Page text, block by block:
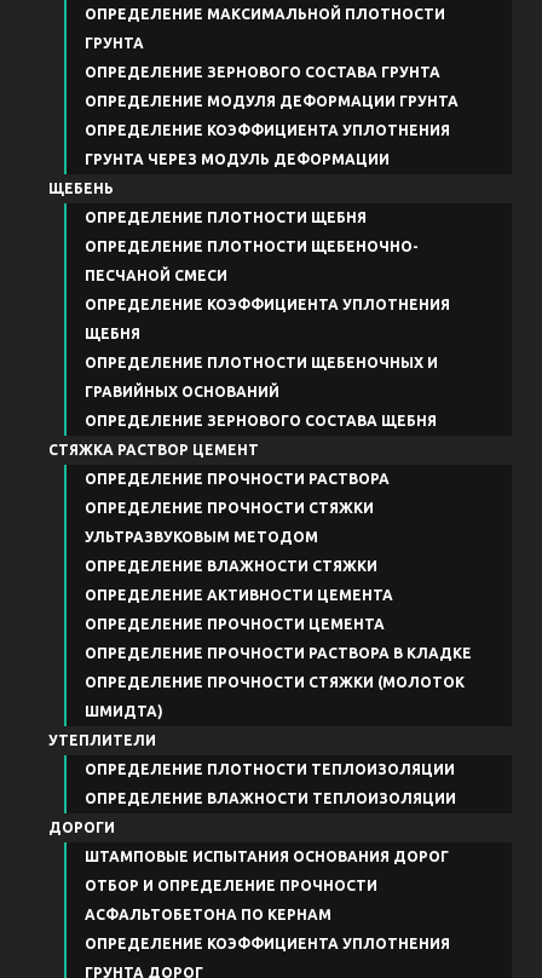
ОПРЕДЕЛЕНИЕ МАКСИМАЛЬНОЙ ПЛОТНОСТИ
ГРУНТА
ОПРЕДЕЛЕНИЕ ЗЕРНОВОГО СОСТАВА ГРУНТА
ОПРЕДЕЛЕНИЕ МОДУЛЯ ДЕФОРМАЦИИ ГРУНТА
ОПРЕДЕЛЕНИЕ КОЭФФИЦИЕНТА УПЛОТНЕНИЯ
ГРУНТА ЧЕРЕЗ МОДУЛЬ ДЕФОРМАЦИИ
ЩЕБЕНЬ
ОПРЕДЕЛЕНИЕ ПЛОТНОСТИ ЩЕБНЯ
ОПРЕДЕЛЕНИЕ ПЛОТНОСТИ ЩЕБЕНОЧНО-
ПЕСЧАНОЙ СМЕСИ
ОПРЕДЕЛЕНИЕ КОЭФФИЦИЕНТА УПЛОТНЕНИЯ
ЩЕБНЯ
ОПРЕДЕЛЕНИЕ ПЛОТНОСТИ ЩЕБЕНОЧНЫХ И
ГРАВИЙНЫХ ОСНОВАНИЙ
ОПРЕДЕЛЕНИЕ ЗЕРНОВОГО СОСТАВА ЩЕБНЯ
СТЯЖКА РАСТВОР ЦЕМЕНТ
ОПРЕДЕЛЕНИЕ ПРОЧНОСТИ РАСТВОРА
ОПРЕДЕЛЕНИЕ ПРОЧНОСТИ СТЯЖКИ
УЛЬТРАЗВУКОВЫМ МЕТОДОМ
ОПРЕДЕЛЕНИЕ ВЛАЖНОСТИ СТЯЖКИ
ОПРЕДЕЛЕНИЕ АКТИВНОСТИ ЦЕМЕНТА
ОПРЕДЕЛЕНИЕ ПРОЧНОСТИ ЦЕМЕНТА
ОПРЕДЕЛЕНИЕ ПРОЧНОСТИ РАСТВОРА В КЛАДКЕ
ОПРЕДЕЛЕНИЕ ПРОЧНОСТИ СТЯЖКИ (МОЛОТОК
ШМИДТА)
УТЕПЛИТЕЛИ
ОПРЕДЕЛЕНИЕ ПЛОТНОСТИ ТЕПЛОИЗОЛЯЦИИ
ОПРЕДЕЛЕНИЕ ВЛАЖНОСТИ ТЕПЛОИЗОЛЯЦИИ
ДОРОГИ
ШТАМПОВЫЕ ИСПЫТАНИЯ ОСНОВАНИЯ ДОРОГ
ОТБОР И ОПРЕДЕЛЕНИЕ ПРОЧНОСТИ
АСФАЛЬТОБЕТОНА ПО КЕРНАМ
ОПРЕДЕЛЕНИЕ КОЭФФИЦИЕНТА УПЛОТНЕНИЯ
ГРУНТА ДОРОГ